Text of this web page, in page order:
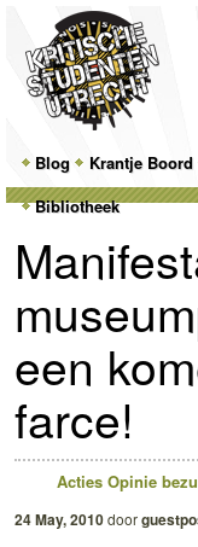
MainSkip
to
primary
Skip
to
secondary
Blog Krantje Boord
Bibliotheek
een
farce!
Acties Opinie
24 May, 2010door